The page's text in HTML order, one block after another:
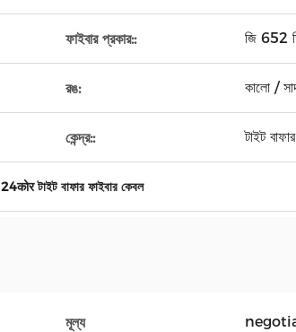
ফাইবার প্রকার:: জি 652
রঙ: কালো /
কেন্দ্র:: টাইট বাফার
24कोर টাইট বাফার ফাইবার কেবল
মূল্য